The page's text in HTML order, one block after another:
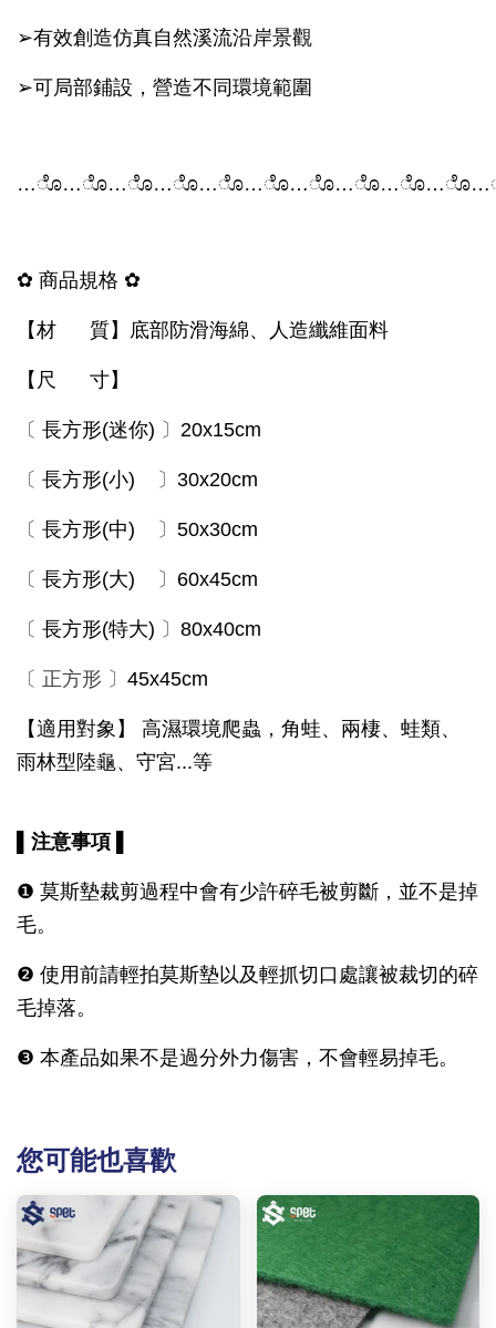
➢有效創造仿真自然溪流沿岸景觀
➢可局部鋪設，營造不同環境範圍
…ೊ…ೊ…ೊ…ೊ…ೊ…ೊ…ೊ…ೊ…ೊ…ೊ…
✿ 商品規格 ✿
【材 質】底部防滑海綿、人造纖維面料
【尺 寸】
〔 長方形(迷你) 〕 20x15cm
〔 長方形(小) 〕 30x20cm
〔 長方形(中) 〕 50x30cm
〔 長方形(大) 〕 60x45cm
〔 長方形(特大) 〕 80x40cm
〔 正方形 〕 45x45cm
【適用對象】 高濕環境爬蟲，角蛙、兩棲、蛙類、
雨林型陸龜、守宮...等
▌注意事項 ▌
❶ 莫斯墊裁剪過程中會有少許碎毛被剪斷，並不是掉
毛。
❷ 使用前請輕拍莫斯墊以及輕抓切口處讓被裁切的碎
毛掉落。
❸ 本產品如果不是過分外力傷害，不會輕易掉毛。
您可能也喜歡